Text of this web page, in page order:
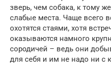
зверь, чем собака, к тому
слабые места. Чаще всего
охотятся стаями, хотя
оказываются намного
сородичей – ведь они
для себя и им не надо ни с